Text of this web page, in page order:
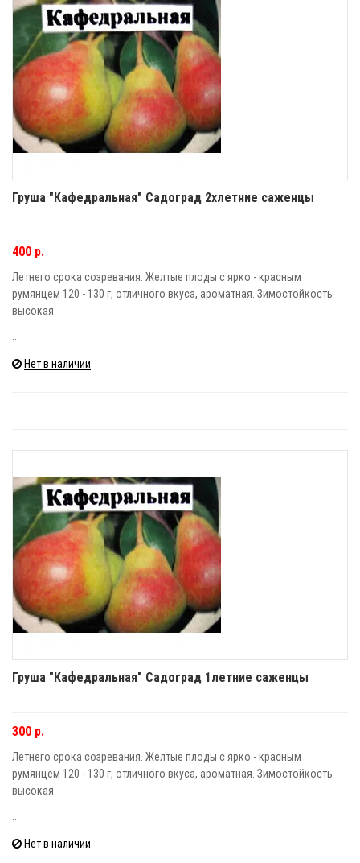
Груша "Кафедральная" Садоград 2хлетние саженцы
400 р.
Летнего срока созревания. Желтые плоды с ярко - красным
румянцем 120 - 130 г, отличного вкуса, ароматная. Зимостойкость
высокая.
Нет в наличии
Груша "Кафедральная" Садоград 1летние саженцы
300 р.
Летнего срока созревания. Желтые плоды с ярко - красным
румянцем 120 - 130 г, отличного вкуса, ароматная. Зимостойкость
высокая.
Нет в наличии